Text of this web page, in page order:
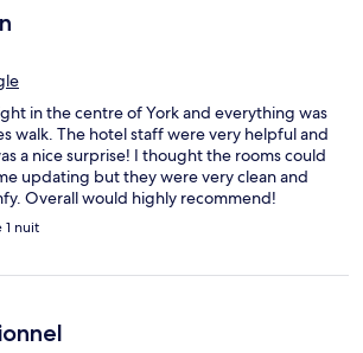
in the centre of York and everything was
walk. The hotel staff were very helpful and
a nice surprise! I thought the rooms could
updating but they were very clean and
Overall would highly recommend!
1 nuit